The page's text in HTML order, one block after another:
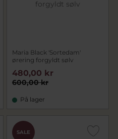
Maria Black 'Sortedam'
ørering forgyldt sølv
600,00 kr
480,00 kr
På lager
SALE